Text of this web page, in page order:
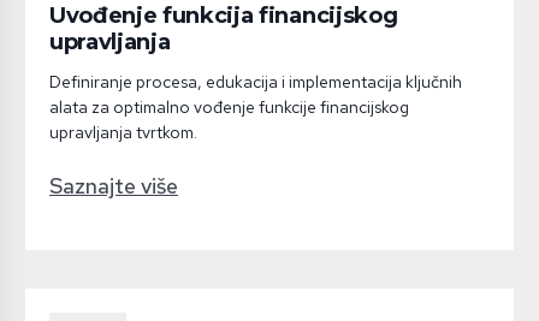
Uvođenje funkcija financijskog
upravljanja
Definiranje procesa, edukacija i implementacija ključnih
alata za optimalno vođenje funkcije financijskog
upravljanja tvrtkom.
Saznajte više